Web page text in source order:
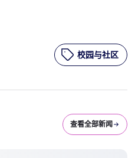
校园与社区
查看全部新闻